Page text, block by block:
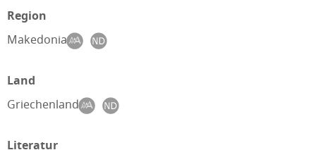
Region
Makedonia
Land
Griechenland
Literatur